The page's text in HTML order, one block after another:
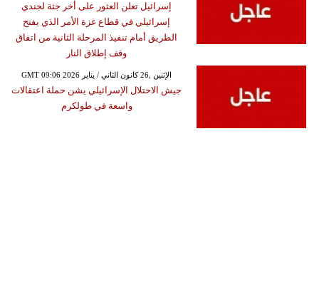
إسرائيل تعلن العثور على أخر جثة لجندي
إسرائيلي في قطاع غزة الأمر الذي يفتح
الطريق أمام تنفيذ المرحلة الثانية من اتفاق
وقف إطلاق النار
GMT 09:06 2026 الإثنين ,26 كانون الثاني / يناير
جيش الاحتلال الإسرائيلي يشن حملة اعتقالات
واسعة في طولكرم